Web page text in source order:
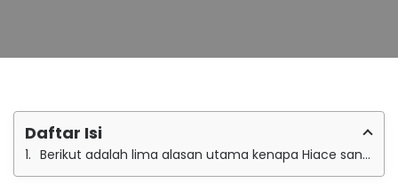
Daftar Isi
Berikut adalah lima alasan utama kenapa Hiace sangat direkomendasikan: